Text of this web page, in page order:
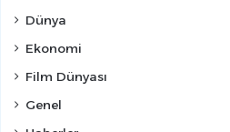
Dünya
Ekonomi
Film Dünyası
Genel